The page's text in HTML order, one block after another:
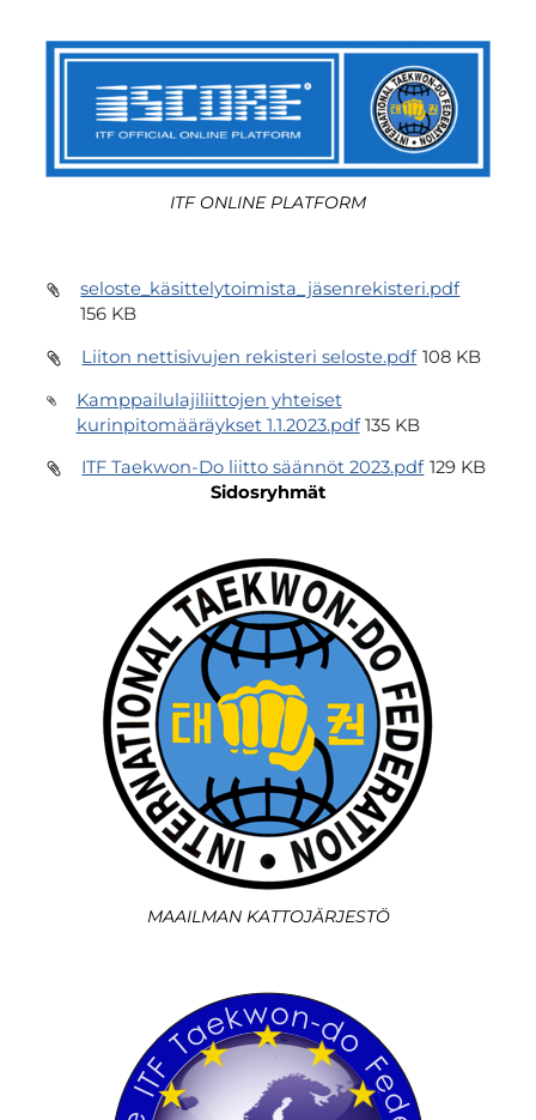
Sidosryhmät
MAAILMAN KATTOJÄRJESTÖ
ITF ONLINE PLATFORM
seloste_käsittelytoimista_jäsenrekisteri.pdf
156 KB
Liiton nettisivujen rekisteri seloste.pdf 108 KB
Kamppailulajiliittojen yhteiset
kurinpitomääräykset 1.1.2023.pdf 135 KB
ITF Taekwon-Do liitto säännöt 2023.pdf 129 KB